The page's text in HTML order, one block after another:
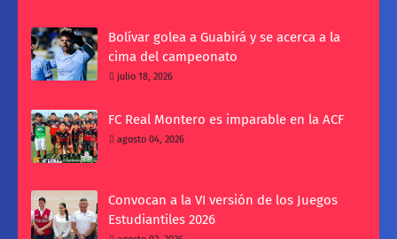
Bolívar golea a Guabirá y se acerca a la
cima del campeonato
julio 18, 2026
FC Real Montero es imparable en la ACF
agosto 04, 2026
Convocan a la VI versión de los Juegos
Estudiantiles 2026